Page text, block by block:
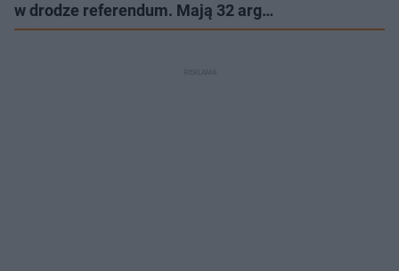
w drodze referendum. Mają 32 arg…